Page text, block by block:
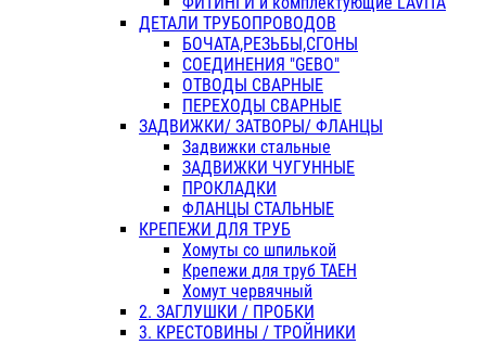
ДЕТАЛИ ТРУБОПРОВОДОВ
БОЧАТА,РЕЗЬБЫ,СГОНЫ
СОЕДИНЕНИЯ "GEBO"
ОТВОДЫ СВАРНЫЕ
ПЕРЕХОДЫ СВАРНЫЕ
ЗАДВИЖКИ/ ЗАТВОРЫ/ ФЛАНЦЫ
Задвижки стальные
ЗАДВИЖКИ ЧУГУННЫЕ
ПРОКЛАДКИ
ФЛАНЦЫ СТАЛЬНЫЕ
КРЕПЕЖИ ДЛЯ ТРУБ
Хомуты со шпилькой
Крепежи для труб ТАЕН
Хомут червячный
2. ЗАГЛУШКИ / ПРОБКИ
3. КРЕСТОВИНЫ / ТРОЙНИКИ